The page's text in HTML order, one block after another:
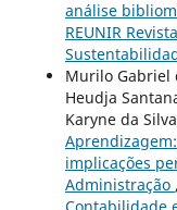
análise
REUNIR
Murilo Gabriel
Heudja
Karyne da
implicações
Administração ,
Contabilidade